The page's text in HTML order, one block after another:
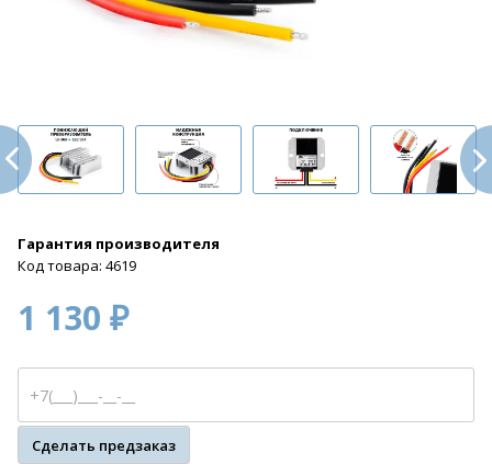
Гарантия производителя
Код товара: 4619
1 130 ₽
Сделать предзаказ